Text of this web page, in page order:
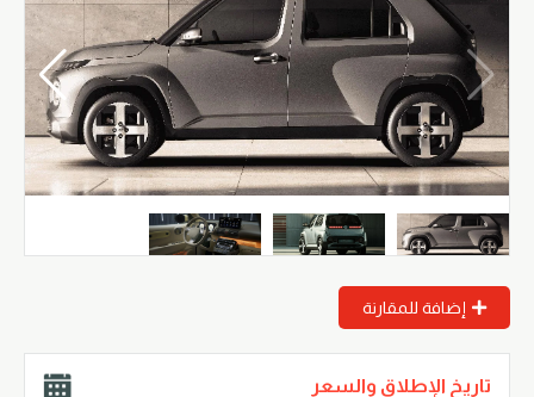
إضافة للمقارنة
تاريخ الإطلاق والسعر